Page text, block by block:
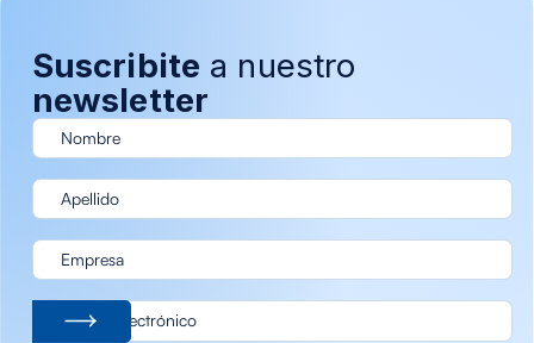
Suscribite a nuestro
newsletter